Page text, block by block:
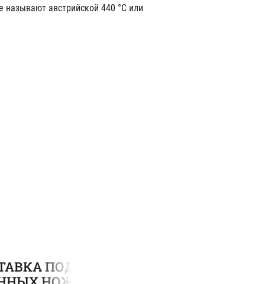
называют австрийской 440 °C или
ПОД 5